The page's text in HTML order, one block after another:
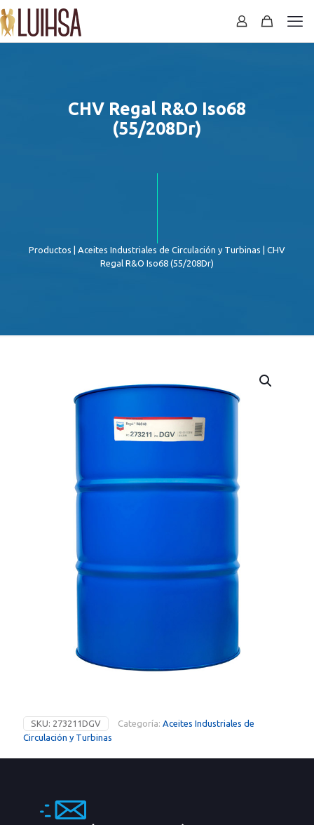
CHV Regal R&O Iso68
(55/208Dr)
Productos Aceites Industriales de Circulación y Turbinas | CHV
Regal R&O Iso68 (55/208Dr)
SKU: 273211DGV Categoría: Aceites Industriales de
Circulación y Turbinas